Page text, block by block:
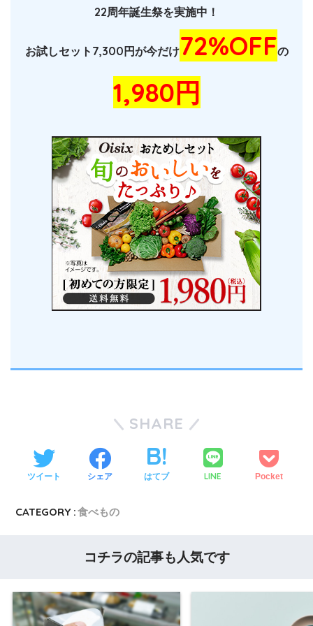
22周年誕生祭を実施中！
お試しセット7,300円が今だけ72%OFFの
1,980円
SHARE
ツイート シェア はてブ LINE Pocket
CATEGORY :食べもの
コチラの記事も人気です